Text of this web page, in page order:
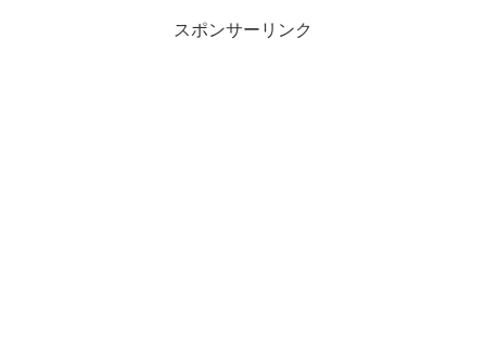
スポンサーリンク